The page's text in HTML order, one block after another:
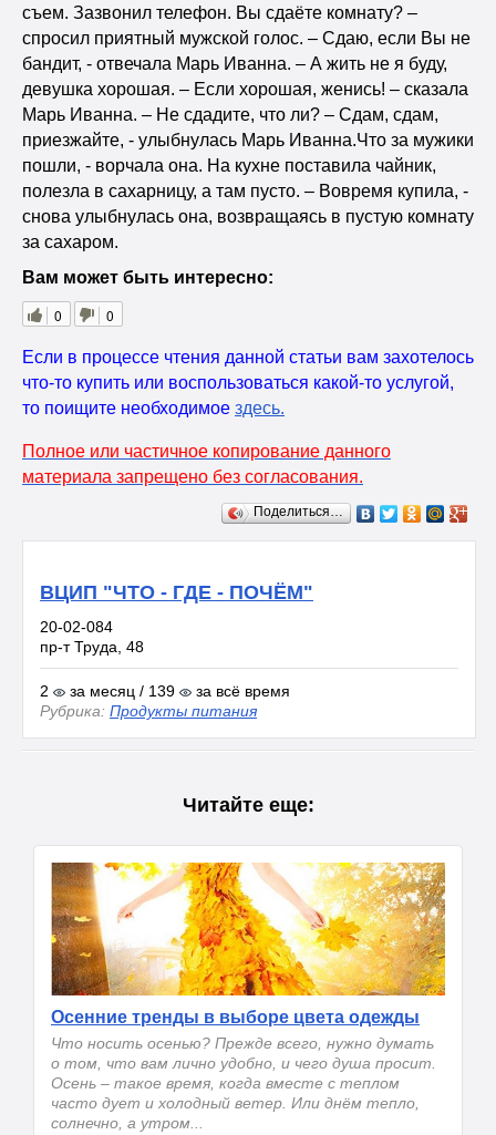
съем. Зазвонил телефон. Вы сдаёте комнату? –
спросил приятный мужской голос. – Сдаю, если Вы не
бандит, - отвечала Марь Иванна. – А жить не я буду,
девушка хорошая. – Если хорошая, женись! – сказала
Марь Иванна. – Не сдадите, что ли? – Сдам, сдам,
приезжайте, - улыбнулась Марь Иванна.Что за мужики
пошли, - ворчала она. На кухне поставила чайник,
полезла в сахарницу, а там пусто. – Вовремя купила, -
снова улыбнулась она, возвращаясь в пустую комнату
за сахаром.
Вам может быть интересно:
0
0
Если в процессе чтения данной статьи вам захотелось
что-то купить или воспользоваться какой-то услугой,
то поищите необходимое здесь.
Полное или частичное копирование данного
материала запрещено без согласования.
Поделиться…
ВЦИП "ЧТО - ГДЕ - ПОЧЁМ"
20-02-084
пр-т Труда, 48
2 за месяц / 139
за всё время
Рубрика: Продукты питания
Читайте еще:
Осенние тренды в выборе цвета одежды
Что носить осенью? Прежде всего, нужно думать
о том, что вам лично удобно, и чего душа просит.
Осень – такое время, когда вместе с теплом
часто дует и холодный ветер. Или днём тепло,
солнечно, а утром...